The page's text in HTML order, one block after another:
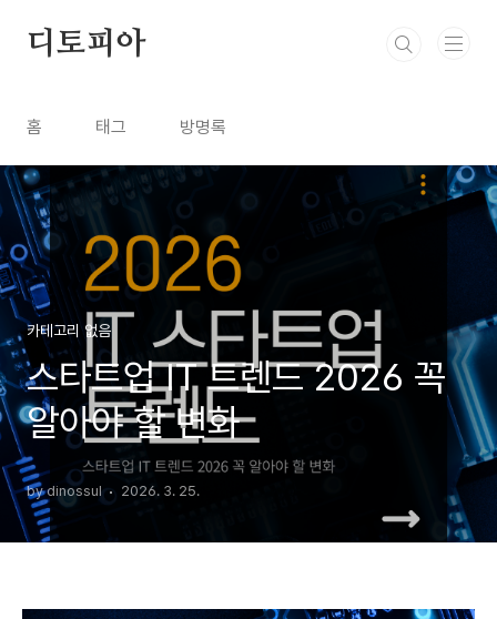
디토피아
홈 태그 방명록
카테고리 없음
스타트업 IT 트렌드 2026 꼭
알아야 할 변화
by dinossul 2026. 3. 25.